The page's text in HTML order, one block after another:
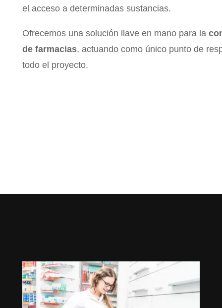
el acceso a determinadas sustancias.
Ofrecemos una solución llave en mano para la
de farmacias, actuando como único punto de
todo el proyecto.